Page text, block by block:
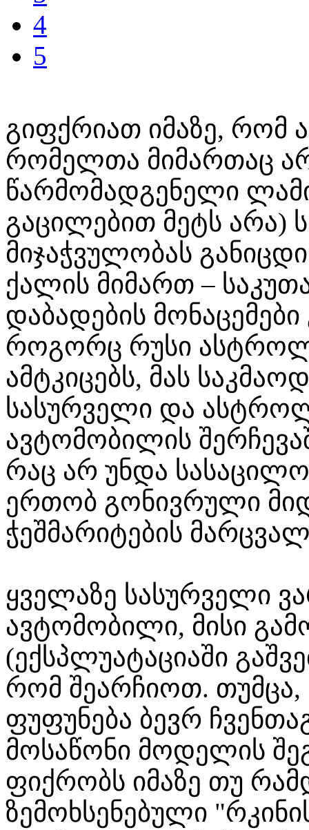
4
5
გიფქრიათ იმაზე, რომ
რომელთა მიმართაც
წარმომადგენელი
გაცილებით მეტს არა)
მიჯაჭვულობას
ქალის მიმართ –
დაბადების მონაცემები
როგორც რუსი
ამტკიცებს, მას
სასურველი და
ავტომობილის
რაც არ უნდა
ერთობ გონივრული
ჭეშმარიტების
ყველაზე სასურველი
ავტომობილი, მისი
(ექსპლუატაციაში
რომ შეარჩიოთ. თუმცა,
ფუფუნება ბევრ
მოსაწონი მოდელის
ფიქრობს იმაზე თუ
ზემოხსენებული